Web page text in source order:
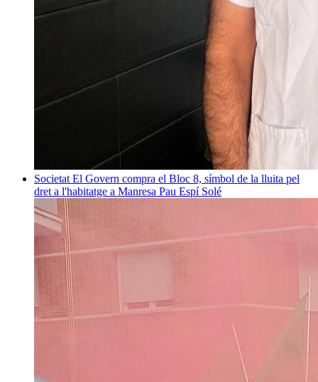
Societat El Govern compra el Bloc 8, símbol de la lluita pel
dret a l'habitatge a Manresa Pau Espí Solé